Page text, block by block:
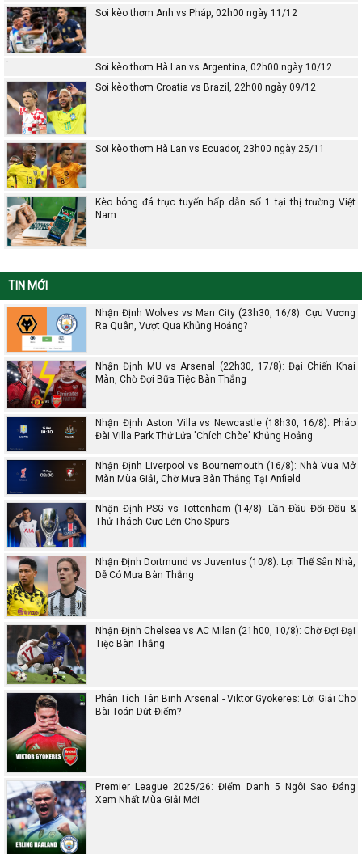
Soi kèo thơm Anh vs Pháp, 02h00 ngày 11/12
Soi kèo thơm Hà Lan vs Argentina, 02h00 ngày 10/12
Soi kèo thơm Croatia vs Brazil, 22h00 ngày 09/12
Soi kèo thơm Hà Lan vs Ecuador, 23h00 ngày 25/11
Kèo bóng đá trực tuyến hấp dẫn số 1 tại thị trường Việt
Nam
TIN MỚI
Nhận Định Wolves vs Man City (23h30, 16/8): Cựu Vương
Ra Quân, Vượt Qua Khủng Hoảng?
Nhận Định MU vs Arsenal (22h30, 17/8): Đại Chiến Khai
Màn, Chờ Đợi Bữa Tiệc Bàn Thắng
Nhận Định Aston Villa vs Newcastle (18h30, 16/8): Pháo
Đài Villa Park Thử Lửa 'Chích Chòe' Khủng Hoảng
Nhận Định Liverpool vs Bournemouth (16/8): Nhà Vua Mở
Màn Mùa Giải, Chờ Mưa Bàn Thắng Tại Anfield
Nhận Định PSG vs Tottenham (14/8): Lần Đầu Đối Đầu &
Thử Thách Cực Lớn Cho Spurs
Nhận Định Dortmund vs Juventus (10/8): Lợi Thế Sân Nhà,
Dễ Có Mưa Bàn Thắng
Nhận Định Chelsea vs AC Milan (21h00, 10/8): Chờ Đợi Đại
Tiệc Bàn Thắng
Phân Tích Tân Binh Arsenal - Viktor Gyökeres: Lời Giải Cho
Bài Toán Dứt Điểm?
Premier League 2025/26: Điểm Danh 5 Ngôi Sao Đáng
Xem Nhất Mùa Giải Mới